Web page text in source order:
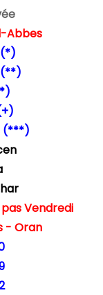
Abbes
(*)
(**)
(***)
Vendredi
- Oran